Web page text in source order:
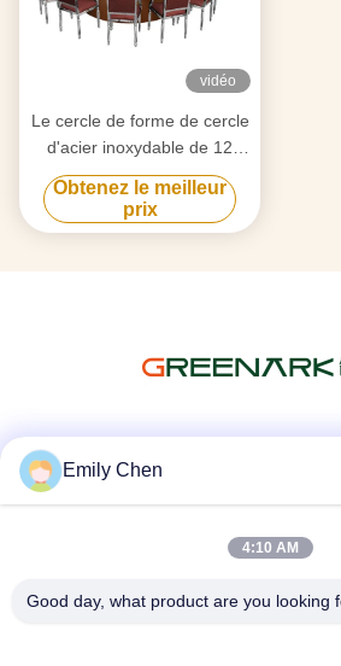
vidéo
Le cercle de forme de cercle
d'acier inoxydable de 12
sièges forment le Tableau
japonais de Teppanyaki
Obtenez le meilleur
prix
Emily Chen
4:10 AM
Good day, what product are you looking